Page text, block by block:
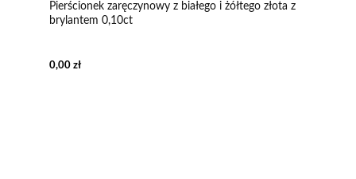
Pierścionek zaręczynowy z białego i żółtego złota z
brylantem 0,10ct
0,00 zł